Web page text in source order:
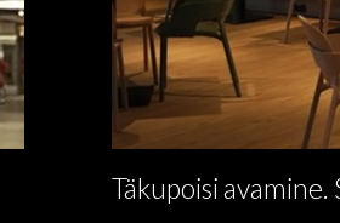
Täkupoisi avamine.